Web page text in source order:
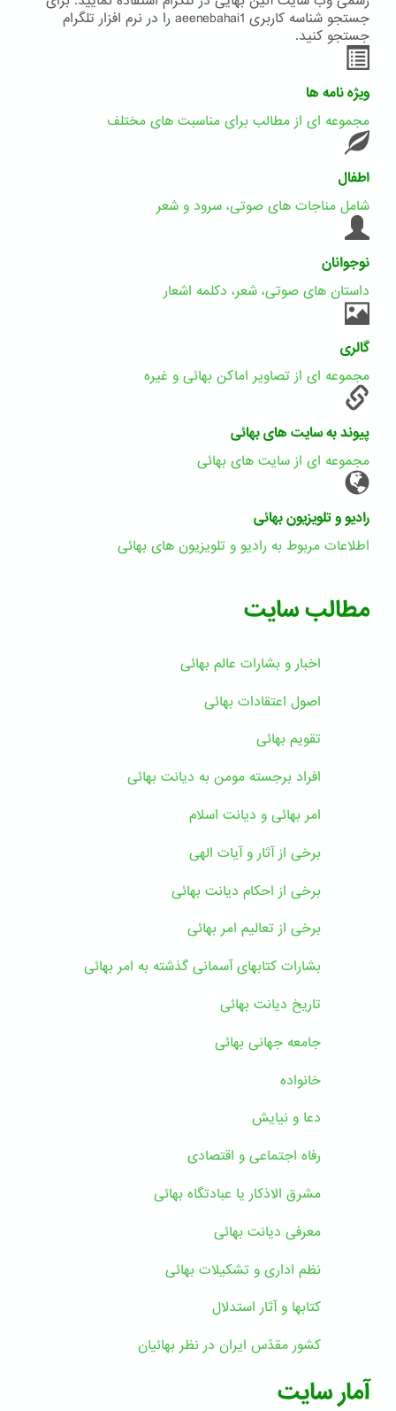
جستجو شناسه کاربری aeenebahai1 را در نرم افزار تلگرام
جستجو کنید.
ویژه نامه ها
مجموعه ای از مطالب برای مناسبت های مختلف
اطفال
شامل مناجات های صوتی، سرود و شعر
نوجوانان
داستان های صوتی، شعر، دکلمه اشعار
گالری
مجموعه ای از تصاویر اماکن بهائی و غیره
پیوند به سایت های بهائی
مجموعه ای از سایت های بهائی
رادیو و تلویزیون بهائی
اطلاعات مربوط به رادیو و تلویزیون های بهائی
مطالب سایت
اخبار و بشارات عالم بهائى
اصول اعتقادات بهائی
تقویم بهائی
افراد برجسته مومن به دیانت بهائی
امر بهائی و دیانت اسلام
برخی از آثار و آیات الهی
برخی از احکام دیانت بهائی
برخی از تعالیم امر بهائی
بشارات کتابهای آسمانی گذشته به امر بهائی
تاریخ دیانت بهائی
جامعه جهانی بهائی
خانواده
دعا و نیایش
رفاه اجتماعی و اقتصادی
مشرق الاذکار یا عبادتگاه بهائی
معرفی دیانت بهائی
نظم اداری و تشکیلات بهائی
کتابها و آثار استدلال
کشور مقدّس ایران در نظر بهائیان
آمار سایت